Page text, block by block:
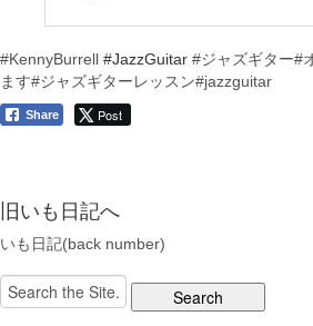
#KennyBurrell #JazzGuitar #ジャズギター#
ます#ジャズギターレッスン#jazzguitar
Share Post
旧いも日記へ
いも日記(back number)
Search
for: